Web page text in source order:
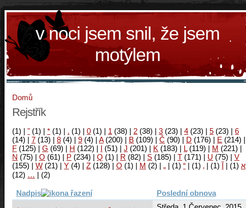
v noci jsem snil, že jsem
motýlem
Domů
Rejstřík
(1) | " (1) | * (1) | . (1) | 0 (1) | 1 (38) | 2 (38) | 3 (23) | 4 (23) | 5 (23) | 6
(14) | 7 (13) | 8 (4) | 9 (4) | A(200) | B (109) | Č (90) | D (176) | E (214) |
F (125) | G (69) | H (122) | I (51) | J (201) | K (183) | L(119) | M (221) |
N (75) | O (61) | P (234) | Q (1) | R (82) | S (185) | T (171) | U (75) | V
(155) | W (21) | Y (4) | Z (128) | Ο (1) | М (2) | א (1)
| آ (1)
|
‚
(1)
|
“
(1)
|
„
(2)
|
…
(12)
Nadpis Poslední obnova